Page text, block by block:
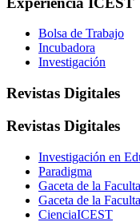
Bolsa de Trabajo
Incubadora
Investigación
Revistas Digitales
Revistas Digitales
Investigación en
Paradigma
Gaceta de la
Gaceta de la
CienciaICEST